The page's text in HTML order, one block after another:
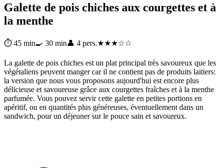
Galette de pois chiches aux courgettes et à
la menthe
⏱ 45 min🍳 30 min👤 4 pers.★★★☆☆
La galette de pois chiches est un plat principal très savoureux que les
végétaliens peuvent manger car il ne contient pas de produits laitiers:
la version que nous vous proposons aujourd'hui est encore plus
délicieuse et savoureuse grâce aux courgettes fraîches et à la menthe
parfumée. Vous pouvez servir cette galette en petites portions en
apéritif, ou en quantités plus généreuses, éventuellement dans un
sandwich, pour un déjeuner sur le pouce sain et savoureux.